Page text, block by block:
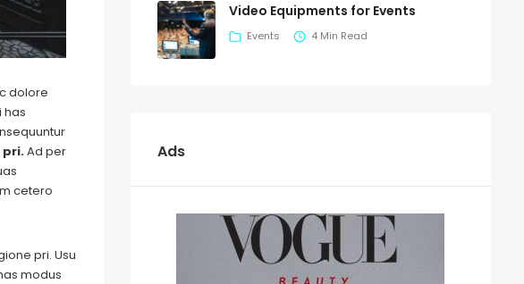
dolore
has
pri.Ad per
cetero
pri. Usu
modus
Video Equipments for Events
Events 4 Min Read
Ads